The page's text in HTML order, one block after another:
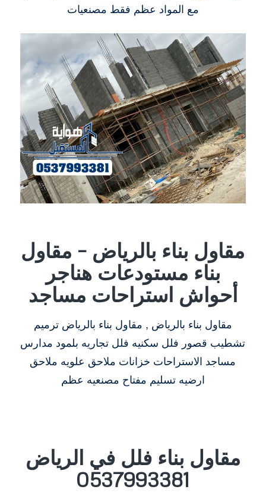
مع المواد عظم فقط مصنعيات
مقاول بناء بالرياض – مقاول
بناء مستودعات هناجر
أحواش استراحات مساجد
مقاول بناء بالرياض , مقاول بناء بالرياض ترميم
تشطيب قصور فلل سكنيه فلل تجاريه بلمود مدارس
مساجد الاستراحات خزانات ملاحق علويه ملاحق
ارضيه تسليم مفتاح مصنعيه عظم
مقاول بناء فلل في الرياض
0537993381